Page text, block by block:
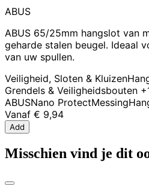
ABUS
ABUS 65/25mm hangslot van
geharde stalen beugel. Ideaal
van uw spullen.
Veiligheid, Sloten & Kluizen
Grendels & Veiligheidsbouten
ABUSNano ProtectMessing
Vanaf € 9,94
Add
Misschien vind je dit